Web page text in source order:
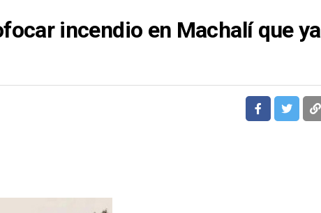
incendio en Machalí que ya